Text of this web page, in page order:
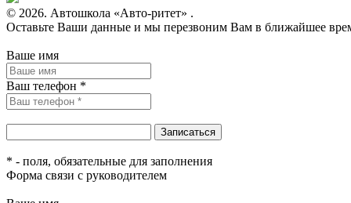
© 2026. Автошкола «Авто-ритет» .
Оставьте Ваши данные и мы перезвоним Вам в ближайшее
Ваше имя
Ваш телефон *
* - поля, обязательные для заполнения
Форма связи с руководителем